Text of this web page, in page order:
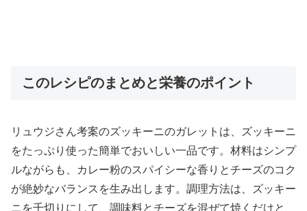
このレシピのまとめと栄養のポイント
リュウジさん考案のズッキーニのガレットは、ズッキーニ
をたっぷり使った簡単でおいしい一品です。材料はシンプ
ルながらも、カレー粉のスパイシーな香りとチーズのコク
が絶妙なバランスを生み出します。調理方法は、ズッキー
ニを千切りにして、調味料とチーズを混ぜて焼くだけと、